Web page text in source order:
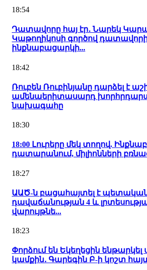
18:54
Դատավորը հայ էր․ Նարեկ
Կաթողիկոսի գործով
ինքնաբացարկի...
18:42
Ռուբեն Ռուբինյանը դարձել է
ամենաերիտասարդ
նախագահը
18:30
18:00 Լուրերը մեկ տողով.
դատարանում, միլիոնների
18:27
ԱԱԾ-ն բացահայտել է
դավաճանության 4 և
վարույթնե...
18:23
Փորձում են Եկեղեցին
կամքին․ Գարեգին Բ-ի կոշտ